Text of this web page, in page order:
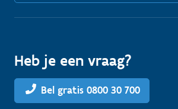
Heb je een vraag?
Bel gratis 0800 30 700